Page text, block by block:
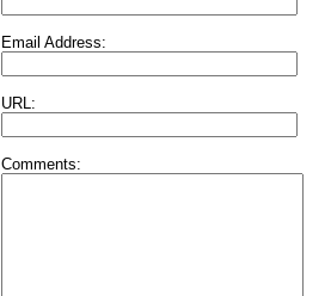
Email Address:
URL:
Comments: